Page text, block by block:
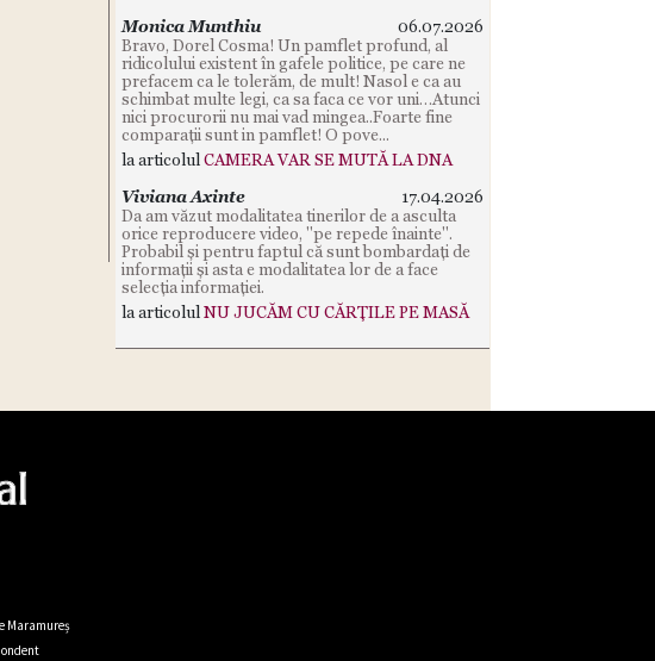
Monica Munthiu
06.07.2026
Bravo, Dorel Cosma! Un pamflet profund, al
ridicolului existent în gafele politice, pe care ne
prefacem ca le tolerăm, de mult! Nasol e ca au
schimbat multe legi, ca sa faca ce vor uni…Atunci
nici procurorii nu mai vad mingea..Foarte fine
comparații sunt in pamflet! O pove...
la articolul CAMERA VAR SE MUTĂ LA DNA
Viviana Axinte
17.04.2026
Da am văzut modalitatea tinerilor de a asculta
orice reproducere video, "pe repede înainte".
Probabil și pentru faptul că sunt bombardați de
informații și asta e modalitatea lor de a face
selecția informației.
la articolul NU JUCĂM CU CĂRȚILE PE MASĂ
Maramureș